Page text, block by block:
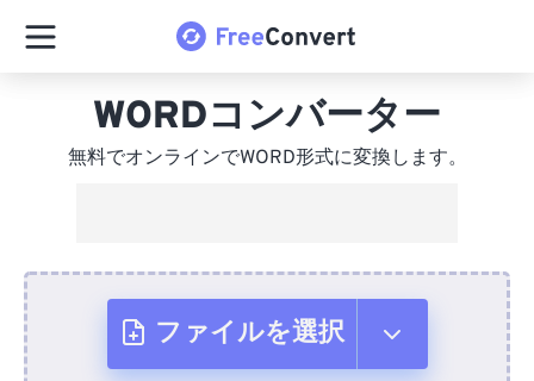
WORDコンバーター
無料でオンラインでWORD形式に変換します。
ファイルを選択